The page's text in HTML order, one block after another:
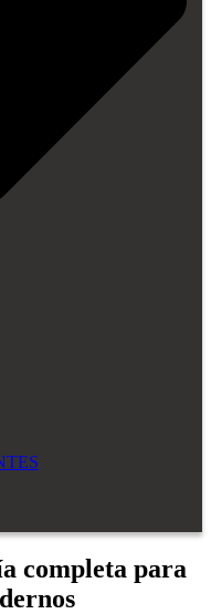
completa para